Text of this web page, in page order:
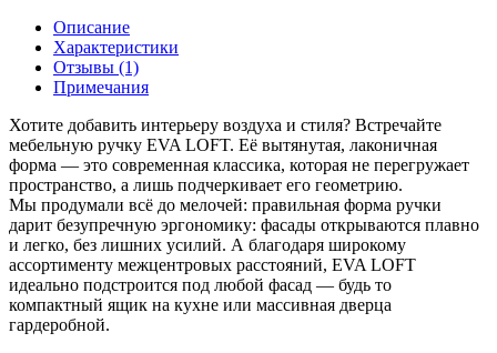
Описание
Характеристики
Отзывы (1)
Примечания
Хотите добавить интерьеру воздуха и стиля? Встречайте
мебельную ручку EVA LOFT. Её вытянутая, лаконичная
форма — это современная классика, которая не перегружает
пространство, а лишь подчеркивает его геометрию.
Мы продумали всё до мелочей: правильная форма ручки
дарит безупречную эргономику: фасады открываются плавно
и легко, без лишних усилий. А благодаря широкому
ассортименту межцентровых расстояний, EVA LOFT
идеально подстроится под любой фасад — будь то
компактный ящик на кухне или массивная дверца
гардеробной.